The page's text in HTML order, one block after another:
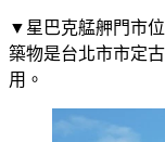
▼星巴克艋舺門市
築物是台北市市定
用。